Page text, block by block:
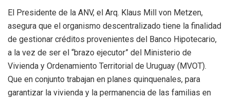
El Presidente de la ANV, el Arq. Klaus Mill von Metzen,
asegura que el organismo descentralizado tiene la finalidad
de gestionar créditos provenientes del Banco Hipotecario,
a la vez de ser el “brazo ejecutor” del Ministerio de
Vivienda y Ordenamiento Territorial de Uruguay (MVOT).
Que en conjunto trabajan en planes quinquenales, para
garantizar la vivienda y la permanencia de las familias en